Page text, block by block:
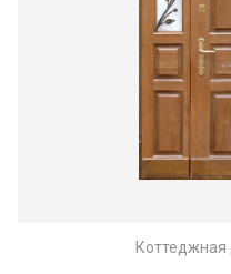
Коттеджная